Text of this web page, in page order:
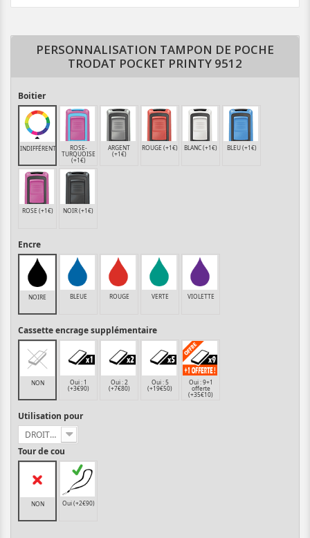
PERSONNALISATION TAMPON DE POCHE
TRODAT POCKET PRINTY 9512
Boitier
INDIFFÉRENT
ROSE-
TURQUOISE
(+1€)
ARGENT
(+1€)
ROUGE (+1€) BLANC (+1€) BLEU (+1€)
ROSE (+1€) NOIR (+1€)
Encre
NOIRE BLEUE ROUGE VERTE VIOLETTE
Cassette encrage supplémentaire
NON
Oui : 1
(+3€90)
Oui : 2
(+7€80)
Oui : 5
(+19€50)
Oui : 9+1
offerte
(+35€10)
Utilisation pour
DROITIER
Tour de cou
NON Oui (+2€90)